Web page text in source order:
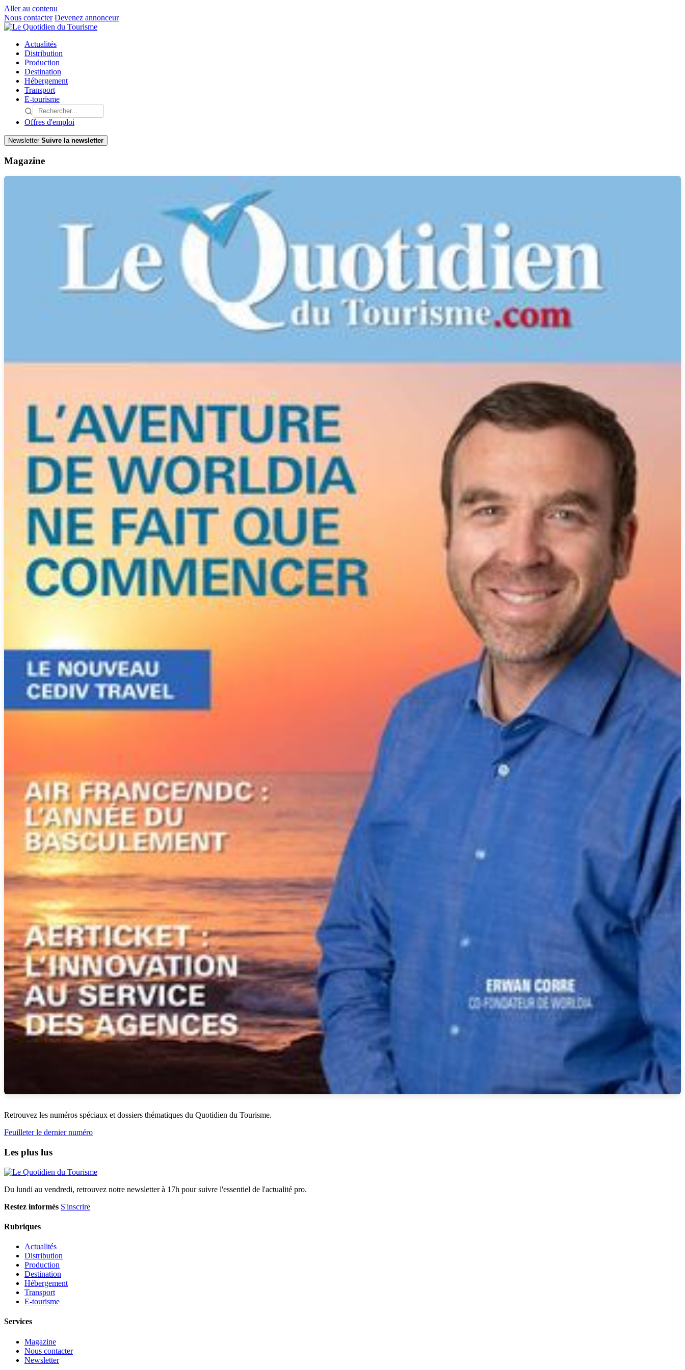
Aller au contenu
Nous contacter Devenez annonceur
Actualités
Distribution
Production
Destination
Hébergement
Transport
E-tourisme
Offres d'emploi
Newsletter Suivre la newsletter
Magazine
Retrouvez les numéros spéciaux et dossiers thématiques du Quotidien du Tourisme.
Feuilleter le dernier numéro
Les plus lus
Du lundi au vendredi, retrouvez notre newsletter à 17h pour suivre l'essentiel de l'actualité pro.
Restez informés S'inscrire
Rubriques
Actualités
Distribution
Production
Destination
Hébergement
Transport
E-tourisme
Services
Magazine
Nous contacter
Newsletter